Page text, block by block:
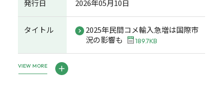
発行日 2026年05月10日
タイトル
2025年民間コメ輸入急増は国際市
況の影響も
189.7KB
VIEW MORE